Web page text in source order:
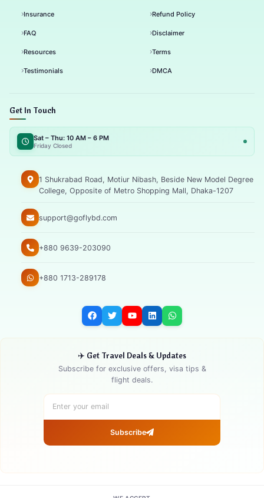
Insurance
FAQ
Resources
Testimonials
Refund Policy
Disclaimer
Terms
DMCA
Get In Touch
Sat – Thu: 10 AM – 6 PM
Friday Closed
1 Shukrabad Road, Motiur Nibash, Beside New Model Degree
College, Opposite of Metro Shopping Mall, Dhaka-1207
support@goflybd.com
+880 9639-203090
+880 1713-289178
✈️ Get Travel Deals & Updates
Subscribe for exclusive offers, visa tips &
flight deals.
Subscribe